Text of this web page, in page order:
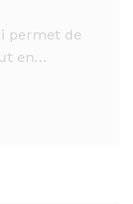
permet de
en…